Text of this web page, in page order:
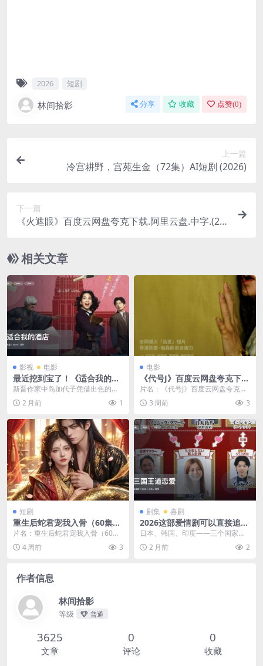
2026 短剧
林间拾影 分享 收藏 点赞(0)
上一篇
冷宫耕野，宫苑生金（72集）AI短剧 (2026)
下一篇
《火遮眼》百度云网盘夸克下载.阿里云盘.中字.(20
相关文章
影视 电影
最近挖到宝了！《适合我的酒
店》 2024 未删减 限时转存
新晋作家中岛加代子凭借出色的作
品赢得了新人奖，却遭到文坛大前
辈东十条宗则的严厉批...
2 月前 1
电影
《代号J》百度云网盘夸克下
载.阿里云盘.中字.(2026)
片名：《代号J》百度云网盘夸克下
载.阿里云盘.中字.(2026) 分类：电
影 年...
3 周前 3
短剧
重生后蛇君宠我入骨（60集）
AI短剧 (2026)
片名：重生后蛇君宠我入骨（60
集）AI短剧 (2026) 分类：短剧 年
份：20...
4 周前 3
剧集 喜剧
2026这部爱情剧可以直接追
《三国王道恋爱》 2026 1080
P中文字幕 未删减 限时转存
日本、韩国、印度——三个国家的
“经典爱情故事”同时上演！？当三个
国家的时空交汇，...
2 月前 2
作者信息
林间拾影
等级 普通
3625
文章
0
评论
0
收藏